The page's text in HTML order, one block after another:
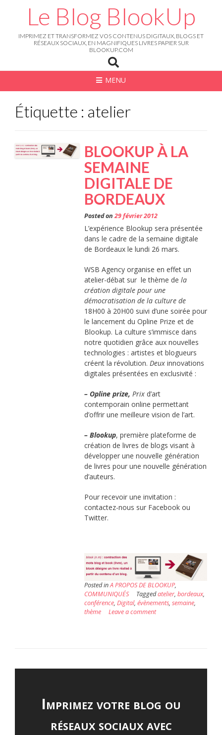
Le Blog BlookUp
IMPRIMEZ ET TRANSFORMEZ VOS CONTENUS DIGITAUX, BLOGS ET
RÉSEAUX SOCIAUX, EN MAGNIFIQUES LIVRES PAPIER SUR
BLOOKUP.COM
MENU
Étiquette : atelier
BLOOKUP À LA
SEMAINE
DIGITALE DE
BORDEAUX
Posted on29 février 2012
L’expérience Blookup sera présentée
dans le cadre de la semaine digitale
de Bordeaux le lundi 26 mars.
WSB Agency organise en effet un
atelier-débat sur le thème de la
création digitale pour une
démocratisation de la culture de
18H00 à 20H00 suivi d’une soirée pour
le lancement du Opline Prize et de
Blookup. La culture s’immisce dans
notre quotidien grâce aux nouvelles
technologies : artistes et blogueurs
créent la révolution. Deux innovations
digitales présentées en exclusivité :
– Opline prize, Prix d’art
contemporain online permettant
d’offrir une meilleure vision de l’art.
– Blookup, première plateforme de
création de livres de blogs visant à
développer une nouvelle génération
de livres pour une nouvelle génération
d’auteurs.
Pour recevoir une invitation :
contactez-nous sur Facebook ou
Twitter.
Posted inA PROPOS DE BLOOKUP,
COMMUNIQUÉS
Taggedatelier, bordeaux,
conférence, Digital, évènements, semaine,
thème
Leave a comment
Imprimez votre blog ou
réseaux sociaux avec